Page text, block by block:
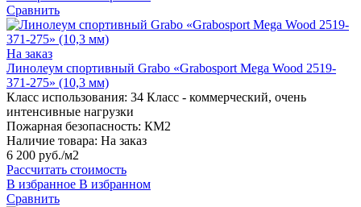
Сравнить
На заказ
Линолеум спортивный Grabo «Grabosport Mega Wood 2519-
371-275» (10,3 мм)
Класс использования: 34 Класс - коммерческий, очень
интенсивные нагрузки
Пожарная безопасность: КМ2
Наличие товара: На заказ
6 200 руб./м2
Рассчитать стоимость
В избранное В избранном
Сравнить